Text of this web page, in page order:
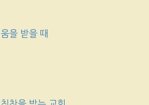
을 받을 때